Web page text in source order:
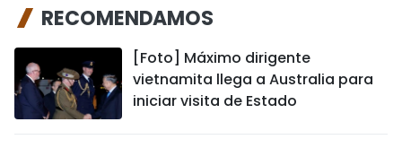
RECOMENDAMOS
[Foto] Máximo dirigente
vietnamita llega a Australia para
iniciar visita de Estado